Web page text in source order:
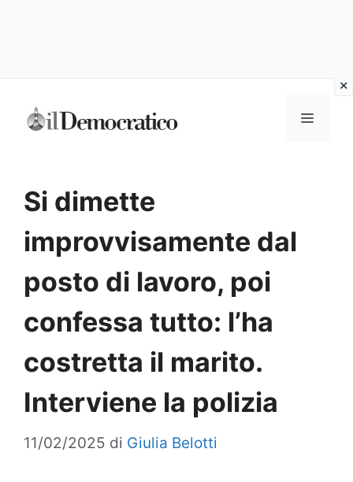
Menu
Si dimette
improvvisamente dal
posto di lavoro, poi
confessa tutto: l’ha
costretta il marito.
Interviene la polizia
11/02/2025 di Giulia Belotti